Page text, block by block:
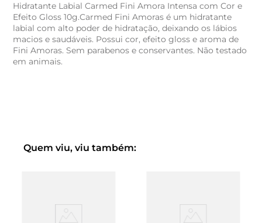
Hidratante Labial Carmed Fini Amora Intensa com Cor e
Efeito Gloss 10g.Carmed Fini Amoras é um hidratante
labial com alto poder de hidratação, deixando os lábios
macios e saudáveis. Possui cor, efeito gloss e aroma de
Fini Amoras. Sem parabenos e conservantes. Não testado
em animais.
Quem viu, viu também: